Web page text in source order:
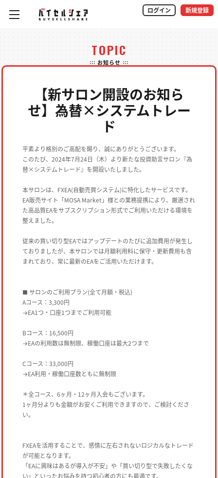
ログイン 新規登録
TOPIC
::: お知らせ :::
【新サロン開設のお知ら
せ】為替×システムトレー
ド
平素より格別のご高配を賜り、誠にありがとうございます。
このたび、2024年7月24日（木）より新たな投資助言サロン『為
替×システムトレード』を開設いたしました。
本サロンは、FXEA(自動売買システム)に特化したサービスです。
EA販売サイト「MOSA Market」様との業務提携により、厳選され
た高品質EAをサブスクリプション形式でご利用いただける環境を
整えました。
従来の買い切り型EAではアップデートのたびに追加費用が発生し
ておりましたが、本サロンでは月額利用料に保守・更新費用も含
まれており、常に最新のEAをご活用いただけます。
■ サロンのご利用プラン(全て月額・税込)
Aコース：3,300円
→EA1つ・口座1つまでご利用可能
Bコース：16,500円
→EAの利用数は無制限、稼働口座は最大2つまで
Cコース：33,000円
→EA利用・稼働口座数ともに無制限
＊全コース、6ヶ月・12ヶ月入会もございます。
1ヶ月分よりも金額がお安くご利用できますので、ご検討くださ
い。
FXEAを活用することで、感情に左右されないロジカルなトレード
が可能となります。
「EAに興味はあるが導入が不安」や「買い切り型で失敗したくな
い」といったお悩みを持つ初心者の方にも最適です。